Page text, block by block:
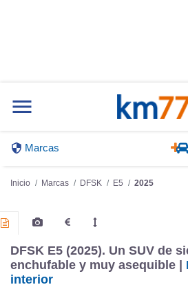
Marcas
Inicio Marcas DFSK E5 2025
DFSK E5 (2025). Un SUV de
enchufable y muy asequible |
interior